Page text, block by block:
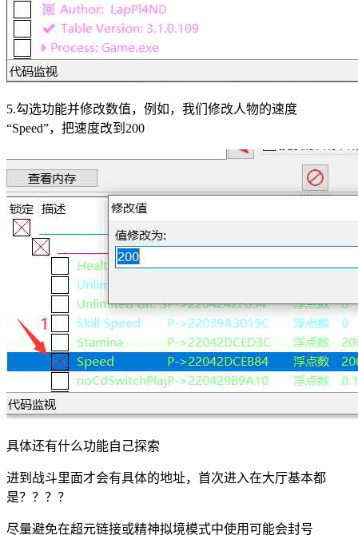
5.勾选功能并修改数值，例如，我们修改人物的速度
“Speed”，把速度改到200
具体还有什么功能自己探索
进到战斗里面才会有具体的地址，首次进入在大厅基本都
是？？？？
尽量避免在超元链接或精神拟境模式中使用可能会封号